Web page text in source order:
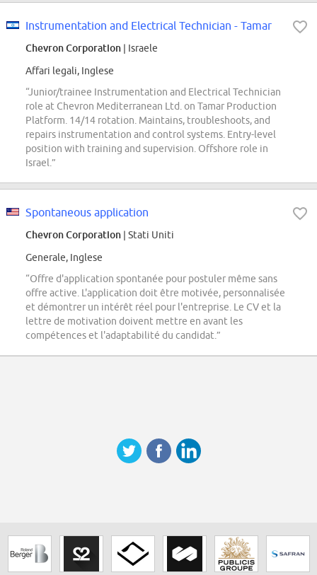
Instrumentation and Electrical Technician - Tamar
Chevron Corporation | Israele
Affari legali, Inglese
“Junior/trainee Instrumentation and Electrical Technician
role at Chevron Mediterranean Ltd. on Tamar Production
Platform. 14/14 rotation. Maintains, troubleshoots, and
repairs instrumentation and control systems. Entry-level
position with training and supervision. Offshore role in
Israel.”
Spontaneous application
Chevron Corporation | Stati Uniti
Generale, Inglese
“Offre d'application spontanée pour postuler même sans
offre active. L'application doit être motivée, personnalisée
et démontrer un intérêt réel pour l'entreprise. Le CV et la
lettre de motivation doivent mettre en avant les
compétences et l'adaptabilité du candidat.”